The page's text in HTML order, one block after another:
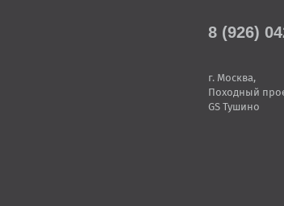
8 (926)
г. Москва,
Походный
GS Тушино